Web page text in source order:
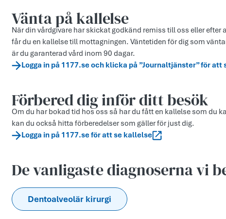
Vänta på kallelse
När din vårdgivare har skickat godkänd remiss till oss eller efter
får du en kallelse till mottagningen. Väntetiden för dig som
är du garanterad vård inom 90 dagar.
Logga in på 1177.se och klicka på ”Journaltjänster” för att
Förbered dig inför ditt besök
Om du har bokad tid hos oss så har du fått en kallelse som du
kan du också hitta förberedelser som gäller för just dig.
Logga in på 1177.se för att se kallelse
De vanligaste diagnoserna vi
Dentoalveolär kirurgi